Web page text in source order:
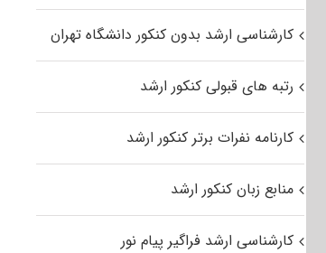
کارشناسی ارشد بدون کنکور دانشگاه تهران
رتبه های قبولی کنکور ارشد
کارنامه نفرات برتر کنکور ارشد
منابع زبان کنکور ارشد
کارشناسی ارشد فراگیر پیام نور